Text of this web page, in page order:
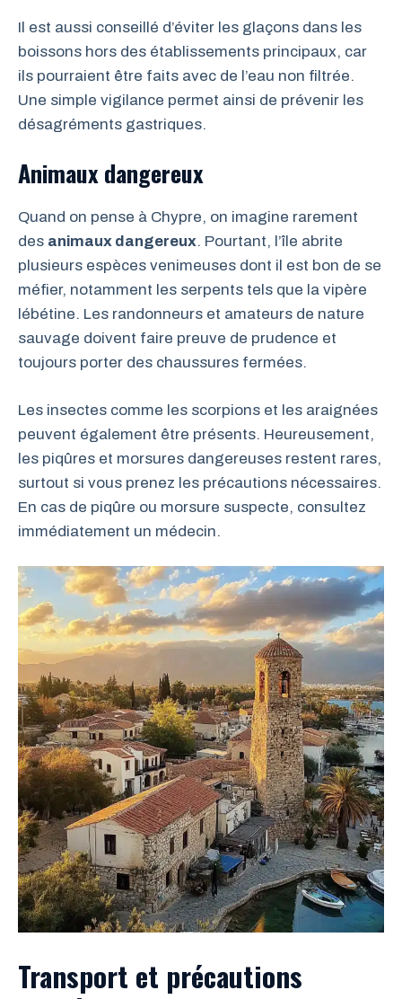
Il est aussi conseillé d’éviter les glaçons dans les
boissons hors des établissements principaux, car
ils pourraient être faits avec de l’eau non filtrée.
Une simple vigilance permet ainsi de prévenir les
désagréments gastriques.
Animaux dangereux
Quand on pense à Chypre, on imagine rarement
des animaux dangereux. Pourtant, l’île abrite
plusieurs espèces venimeuses dont il est bon de se
méfier, notamment les serpents tels que la vipère
lébétine. Les randonneurs et amateurs de nature
sauvage doivent faire preuve de prudence et
toujours porter des chaussures fermées.
Les insectes comme les scorpions et les araignées
peuvent également être présents. Heureusement,
les piqûres et morsures dangereuses restent rares,
surtout si vous prenez les précautions nécessaires.
En cas de piqûre ou morsure suspecte, consultez
immédiatement un médecin.
Transport et précautions